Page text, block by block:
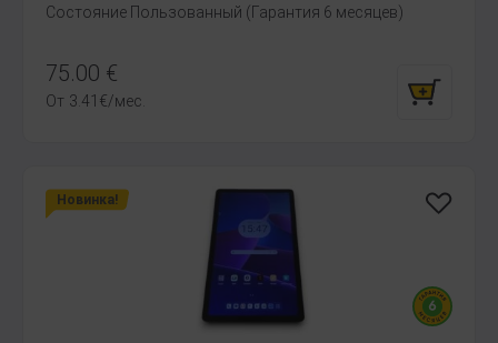
Состояние Пользованный (Гарантия 6 месяцев)
75.00 €
От 3.41 €/мес.
Новинка!